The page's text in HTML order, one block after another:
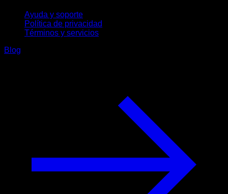
Ayuda y soporte
Política de privacidad
Términos y servicios
Blog